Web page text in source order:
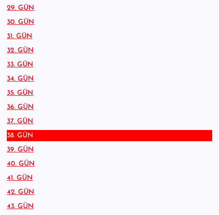
29. GÜN
30. GÜN
31. GÜN
32. GÜN
33. GÜN
34. GÜN
35. GÜN
36. GÜN
37. GÜN
38. GÜN
39. GÜN
40. GÜN
41. GÜN
42. GÜN
43. GÜN